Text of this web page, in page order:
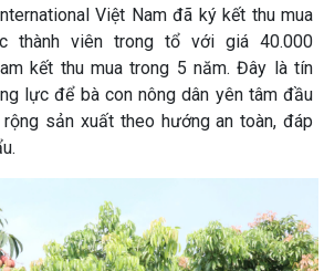
Việt Nam⁠ đã ký kết thu mua
thành viên trong tổ với giá 40.000
kết thu mua trong 5 năm. Đây là tín
lực để bà con nông dân yên tâm đầu
sản xuất theo hướng an toàn, đáp